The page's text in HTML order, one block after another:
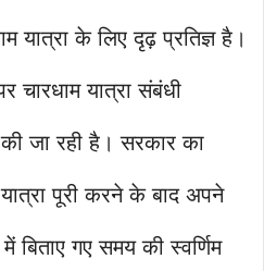
यात्रा के लिए दृढ़ प्रतिज्ञ है।
चारधाम यात्रा संबंधी
की जा रही है। सरकार का
पूरी करने के बाद अपने
बिताए गए समय की स्वर्णिम